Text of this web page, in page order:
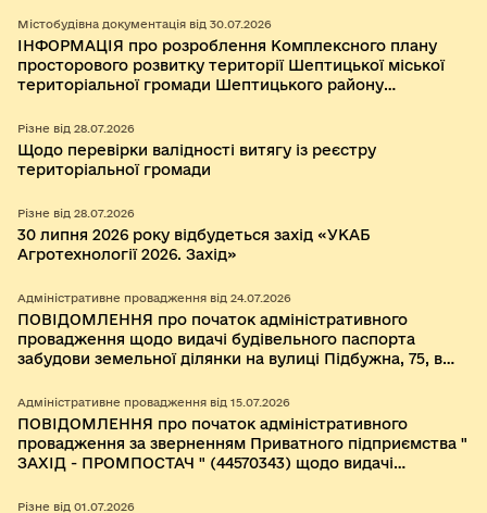
Містобудівна документація від 30.07.2026
ІНФОРМАЦІЯ про розроблення Комплексного плану
просторового розвитку території Шептицької міської
територіальної громади Шептицького району
Різне від 28.07.2026
Щодо перевірки валідності витягу із реєстру
територіальної громади
Різне від 28.07.2026
30 липня 2026 року відбудеться захід «УКАБ
Агротехнології 2026. Захід»
Адміністративне провадження від 24.07.2026
ПОВІДОМЛЕННЯ про початок адміністративного
провадження щодо видачі будівельного паспорта
забудови земельної ділянки на вулиці Підбужна, 75, в
Адміністративне провадження від 15.07.2026
ПОВІДОМЛЕННЯ про початок адміністративного
провадження за зверненням Приватного підприємства "
ЗАХІД - ПРОМПОСТАЧ " (44570343) щодо видачі
об’єкта будівництва "Нове будівництво наземної
Різне від 01.07.2026